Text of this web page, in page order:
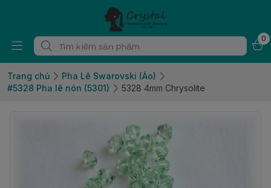
0
Trang chủ
Pha Lê Swarovski (Áo)
#5328 Pha lê nón (5301)
5328 4mm Chrysolite